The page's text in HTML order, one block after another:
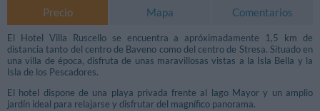
Precio Mapa Comentarios
El Hotel Villa Ruscello se encuentra a apróximadamente 1,5 km de
distancia tanto del centro de Baveno como del centro de Stresa. Situado en
una villa de época, disfruta de unas maravillosas vistas a la Isla Bella y la
Isla de los Pescadores.
El hotel dispone de una playa privada frente al lago Mayor y un amplio
jardín ideal para relajarse y disfrutar del magnífico panorama.